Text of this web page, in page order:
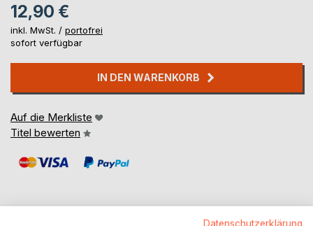
12,90 €
inkl. MwSt. / portofrei
sofort verfügbar
IN DEN WARENKORB
Auf die Merkliste
Titel bewerten
Datenschutzerklärung